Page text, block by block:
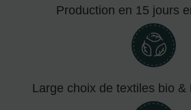
Production en 15 jours
Large choix de textiles bio &